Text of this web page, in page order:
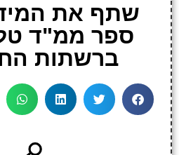
שתף את
ספר ממ"ד
ברשתות